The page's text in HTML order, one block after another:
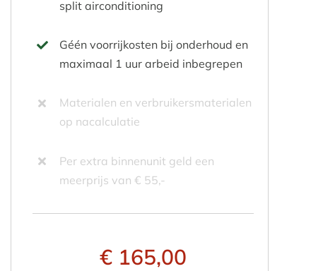
split airconditioning
Géén voorrijkosten bij onderhoud en
maximaal 1 uur arbeid inbegrepen
Materialen en verbruikersmaterialen
op nacalculatie
Per extra binnenunit geld een
meerprijs van € 55,-
€ 165,00